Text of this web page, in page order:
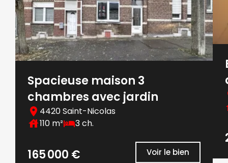
Spacieuse maison 3
chambres avec jardin
4420 Saint-Nicolas
110 m²
3 ch.
165 000 € Voir le bien